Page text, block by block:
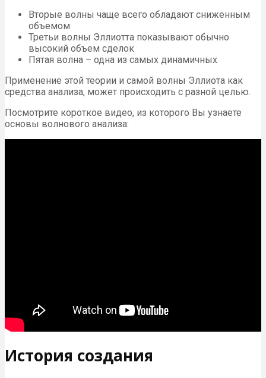
Вторые волны чаще всего обладают сниженным
объемом
Третьи волны Эллиотта показывают обычно
высокий объем сделок
Пятая волна – одна из самых динамичных
Применение этой теории и самой волны Эллиота как
средства анализа, может происходить с разной целью.
Посмотрите короткое видео, из которого Вы узнаете
основы волнового анализа:
История создания